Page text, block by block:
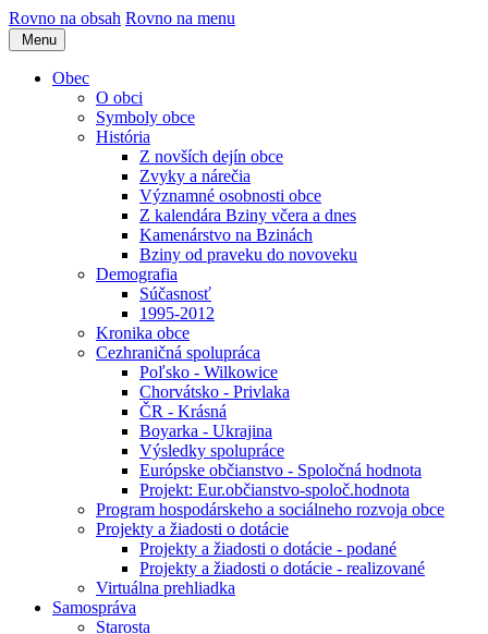
Rovno na obsah Rovno na menu
Menu
Obec
O obci
Symboly obce
História
Z novších dejín obce
Zvyky a nárečia
Významné osobnosti obce
Z kalendára Bziny včera a dnes
Kamenárstvo na Bzinách
Bziny od praveku do novoveku
Demografia
Súčasnosť
1995-2012
Kronika obce
Cezhraničná spolupráca
Poľsko - Wilkowice
Chorvátsko - Privlaka
ČR - Krásná
Boyarka - Ukrajina
Výsledky spolupráce
Európske občianstvo - Spoločná hodnota
Projekt: Eur.občianstvo-spoloč.hodnota
Program hospodárskeho a sociálneho rozvoja obce
Projekty a žiadosti o dotácie
Projekty a žiadosti o dotácie - podané
Projekty a žiadosti o dotácie - realizované
Virtuálna prehliadka
Samospráva
Starosta